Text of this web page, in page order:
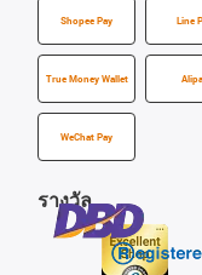
Shopee Pay Line
True Money Wallet
WeChat Pay
รางวัล